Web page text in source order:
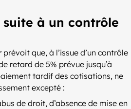
suite à un contrôle
prévoit que, à l’issue d’un contrôle
retard de 5% prévue jusqu’à
tardif des cotisations, ne
excepté :
de droit, d’absence de mise en